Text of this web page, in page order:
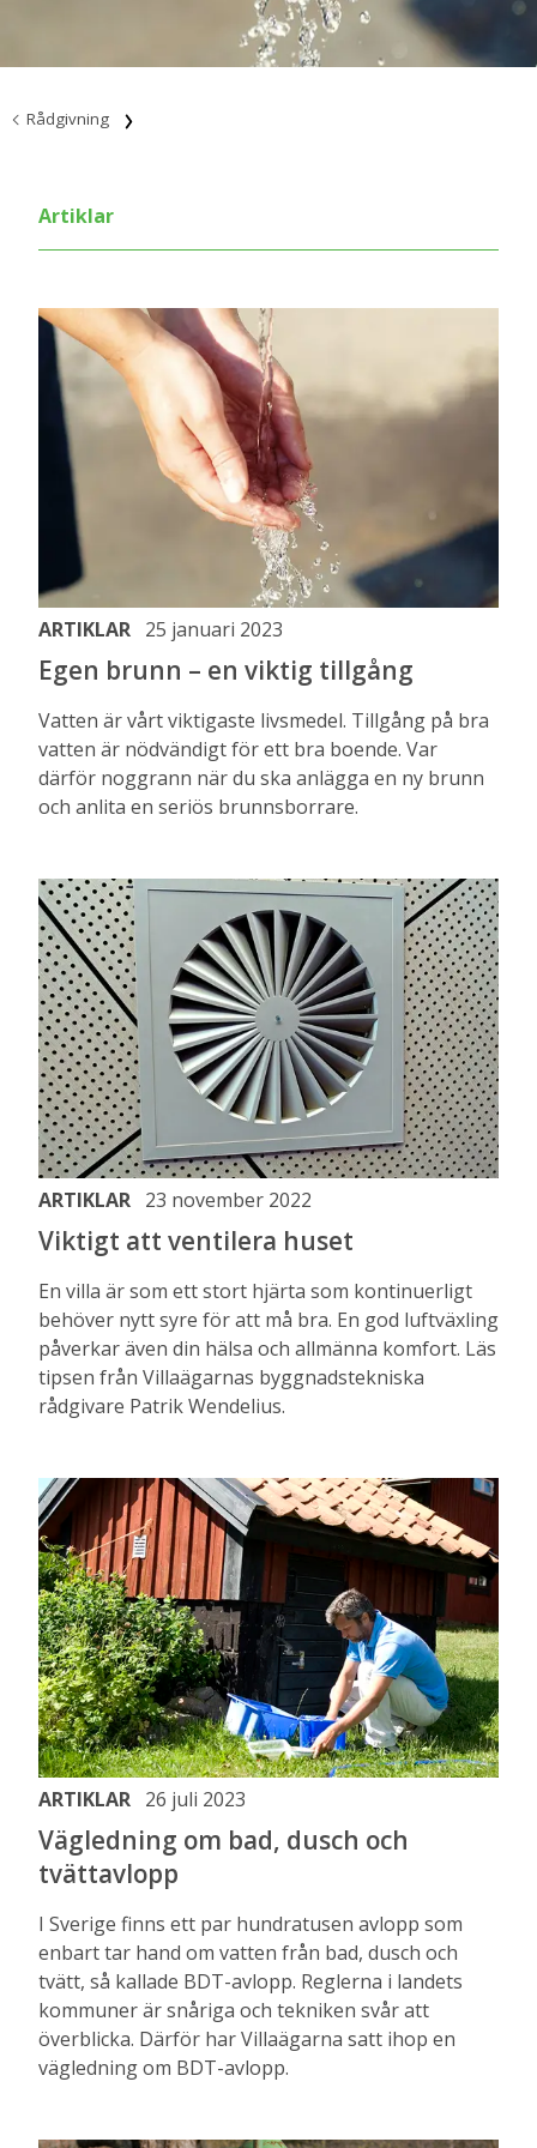
Rådgivning
Artiklar
ARTIKLAR 25 januari 2023
Egen brunn – en viktig tillgång
Vatten är vårt viktigaste livsmedel. Tillgång på bra
vatten är nödvändigt för ett bra boende. Var
därför noggrann när du ska anlägga en ny brunn
och anlita en seriös brunnsborrare.
ARTIKLAR 23 november 2022
Viktigt att ventilera huset
En villa är som ett stort hjärta som kontinuerligt
behöver nytt syre för att må bra. En god luftväxling
påverkar även din hälsa och allmänna komfort. Läs
tipsen från Villaägarnas byggnadstekniska
rådgivare Patrik Wendelius.
ARTIKLAR 26 juli 2023
Vägledning om bad, dusch och
tvättavlopp
I Sverige finns ett par hundratusen avlopp som
enbart tar hand om vatten från bad, dusch och
tvätt, så kallade BDT-avlopp. Reglerna i landets
kommuner är snåriga och tekniken svår att
överblicka. Därför har Villaägarna satt ihop en
vägledning om BDT-avlopp.